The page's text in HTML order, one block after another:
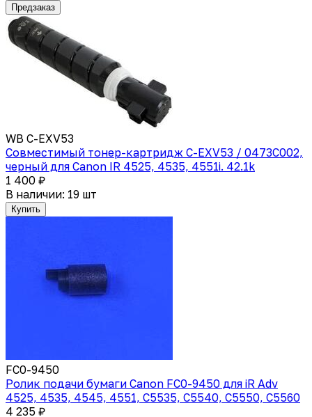
Предзаказ
WB C-EXV53
Совместимый тонер-картридж C-EXV53 / 0473C002,
черный для Canon IR 4525, 4535, 4551i. 42.1k
1 400 ₽
В наличии: 19 шт
Купить
FC0-9450
Ролик подачи бумаги Canon FC0-9450 для iR Adv
4525, 4535, 4545, 4551, C5535, C5540, C5550, C5560
4 235 ₽